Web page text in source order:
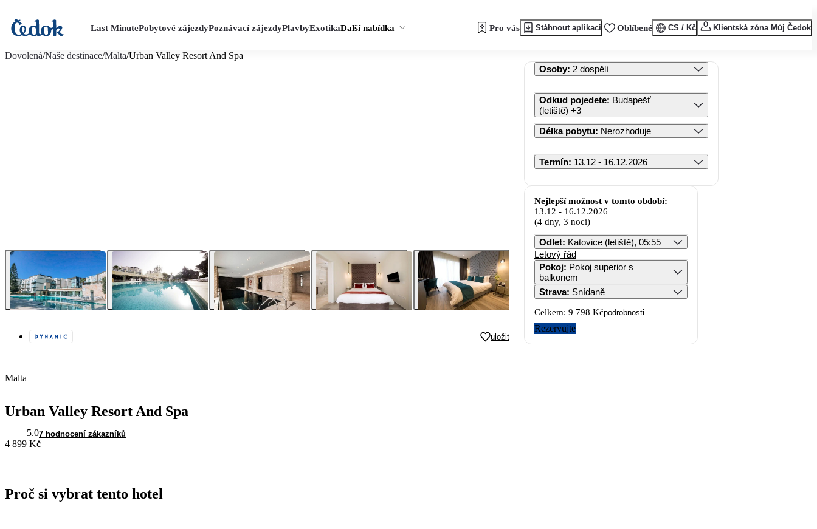
Last MinutePobytové zájezdyPoznávací zájezdyPlavbyExotikaDalší nabídka Pro vás Stáhnout aplikaci Oblíbené CS / Kč Klientská zóna Můj Čedok
Dovolená/Naše destinace/Malta/Urban Valley Resort And Spa
uložit
Malta
Urban Valley Resort And Spa
5.07 hodnocení zákazníků
4 899 Kč
Proč si vybrat tento hotel
Osoby: 2 dospělí
Odkud pojedete: Budapešť
(letiště) +3
Délka pobytu: Nerozhoduje
Termín: 13.12 - 16.12.2026
Nejlepší možnost v tomto období:
13.12 - 16.12.2026
(4 dny, 3 noci)
Odlet: Katovice (letiště), 05:55
Letový řád
Pokoj: Pokoj superior s
balkonem
Strava: Snídaně
Celkem: 9 798 Kčpodrobnosti
Rezervujte